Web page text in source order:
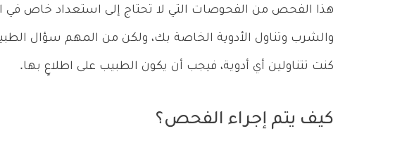
هذا الفحص من الفحوصات التي لا تحتاج إلى استعداد خاص في
والشرب وتناول الأدوية الخاصة بك، ولكن من المهم سؤال
كنت تتناولين أي أدوية، فيجب أن يكون الطبيب على اطلاعٍ بها.
كيف يتم إجراء الفحص؟